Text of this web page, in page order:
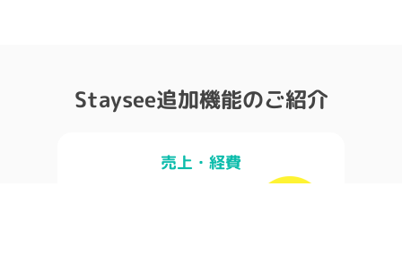
Staysee追加機能のご紹介
売上・経費